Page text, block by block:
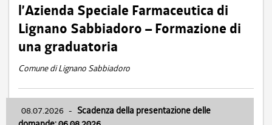
l’Azienda Speciale Farmaceutica di
Lignano Sabbiadoro – Formazione di
una graduatoria
Comune di Lignano Sabbiadoro
08.07.2026 - Scadenza della presentazione delle